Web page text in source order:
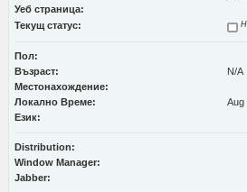
Уеб страница:
Текущ статус:
Пол:
Възраст:
N/A
Местонахождение:
Локално Време:
Aug
Език:
Distribution:
Window Manager:
Jabber: